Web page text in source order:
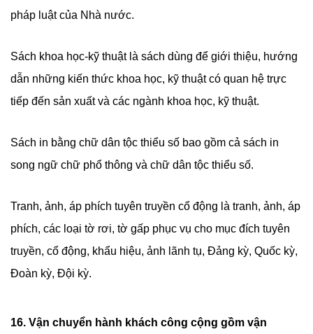
pháp luật của Nhà nước.
Sách khoa học-kỹ thuật là sách dùng để giới thiệu, hướng
dẫn những kiến thức khoa học, kỹ thuật có quan hệ trực
tiếp đến sản xuất và các ngành khoa học, kỹ thuật.
Sách in bằng chữ dân tộc thiểu số bao gồm cả sách in
song ngữ chữ phổ thông và chữ dân tộc thiểu số.
Tranh, ảnh, áp phích tuyên truyền cổ động là tranh, ảnh, áp
phích, các loại tờ rơi, tờ gấp phục vụ cho mục đích tuyên
truyền, cổ động, khẩu hiệu, ảnh lãnh tụ, Đảng kỳ, Quốc kỳ,
Đoàn kỳ, Đội kỳ.
16. Vận chuyển hành khách công cộng gồm vận